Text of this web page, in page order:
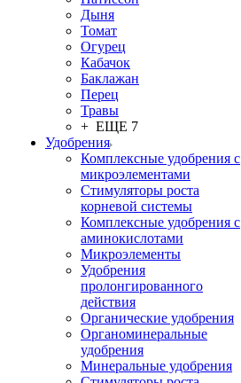
Дыня
Томат
Огурец
Кабачок
Баклажан
Перец
Травы
+ ЕЩЕ 7
Удобрения
Комплексные удобрения с
микроэлементами
Стимуляторы роста
корневой системы
Комплексные удобрения с
аминокислотами
Микроэлементы
Удобрения
пролонгированного
действия
Органические удобрения
Органоминеральные
удобрения
Минеральные удобрения